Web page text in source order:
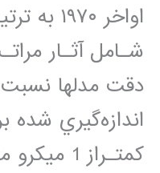
ﺍﻭﺍﺧﺮ
ﺷـﺎﻣﻞ ﺁﺛـﺎﺭ
ﺩﻗﺖ ﻣﺪﻟﻬﺎ
ﺍﻧﺪﺍﺯﻩﮔﻴﺮﻱ ﺷﺪﻩ
ﻛﻤﺘـﺮﺍﺯ 1 میکرو متر ﻫـﺴﺘﻨﺪ.